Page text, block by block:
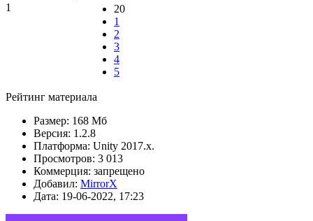
1
20
1
2
3
4
5
Рейтинг материала
Размер: 168 Мб
Версия: 1.2.8
Платформа: Unity 2017.x.
Просмотров: 3 013
Коммерция: запрещено
Добавил: MirrorX
Дата: 19-06-2022, 17:23